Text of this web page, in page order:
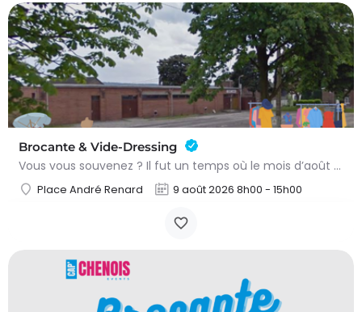
Brocante & Vide-Dressing
Vous vous souvenez ? Il fut un temps où le mois d’août au Viamont rimait avec festivités, convivialité et…
Place André Renard 9 août 2026 8h00 - 15h00